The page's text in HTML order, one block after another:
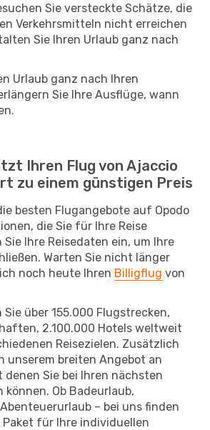
Sie versteckte Schätze, die
Verkehrsmitteln nicht erreichen
Sie Ihren Urlaub ganz nach
Urlaub ganz nach Ihren
Sie Ihre Ausflüge, wann
Ihren Flug von Ajaccio
zu einem günstigen Preis
besten Flugangebote auf Opodo
die Sie für Ihre Reise
Sie Ihre Reisedaten ein, um Ihre
Warten Sie nicht länger
noch heute Ihren Billigflug von
über 155.000 Flugstrecken,
2.100.000 Hotels weltweit
Reisezielen. Zusätzlich
unserem breiten Angebot an
denen Sie bei Ihren nächsten
können. Ob Badeurlaub,
– bei uns finden
Paket für Ihre individuellen